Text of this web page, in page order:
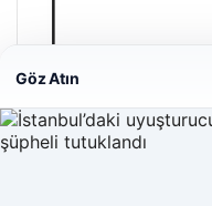
Enes Kaplan
28/04/2026
Göz Atın